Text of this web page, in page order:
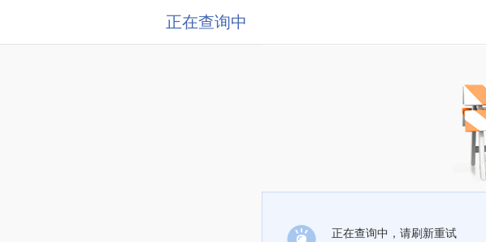
正在查询中
正在查询中，请刷新重试